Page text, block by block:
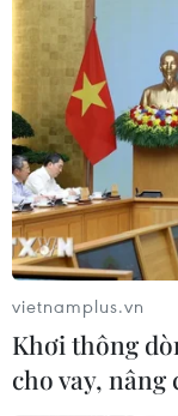
vietnamplus.vn
Khơi thông
cho vay, nâng